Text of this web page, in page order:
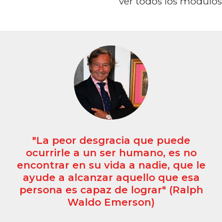
"La peor desgracia que puede
ocurrirle a un ser humano, es no
en su vida a nadie, que le
ayude a alcanzar aquello que esa
es capaz de lograr" (Ralph
Waldo Emerson)